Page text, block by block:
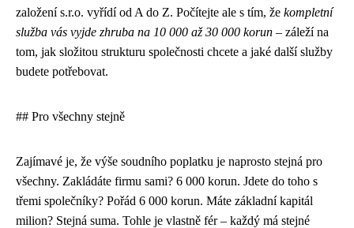
založení s.r.o. vyřídí od A do Z. Počítejte ale s tím, že kompletní
služba vás vyjde zhruba na 10 000 až 30 000 korun – záleží na
tom, jak složitou strukturu společnosti chcete a jaké další služby
budete potřebovat.
## Pro všechny stejně
Zajímavé je, že výše soudního poplatku je naprosto stejná pro
všechny. Zakládáte firmu sami? 6 000 korun. Jdete do toho s
třemi společníky? Pořád 6 000 korun. Máte základní kapitál
milion? Stejná suma. Tohle je vlastně fér – každý má stejné